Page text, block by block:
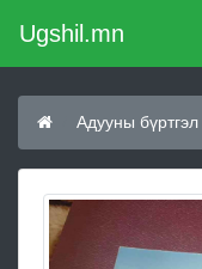
Ugshil.mn
Адууны бүртгэл